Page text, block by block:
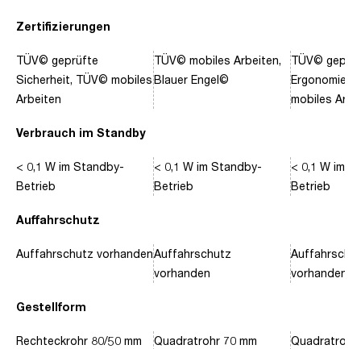
Zertifizierungen
Verbrauch im Standby
Auffahrschutz
Gestellform
TÜV© geprüfte
Sicherheit, TÜV© mobiles
Arbeiten
< 0,1 W im Standby-
Betrieb
Auffahrschutz vorhanden
Rechteckrohr 80/50 mm
TÜV© mobiles Arbeiten,
Blauer Engel©
< 0,1 W im Standby-
Betrieb
Auffahrschutz
vorhanden
Quadratrohr 70 mm
TÜV©
Ergonomie,
mobiles
< 0,1 W im
Betrieb
vorhanden
Quadratrohr